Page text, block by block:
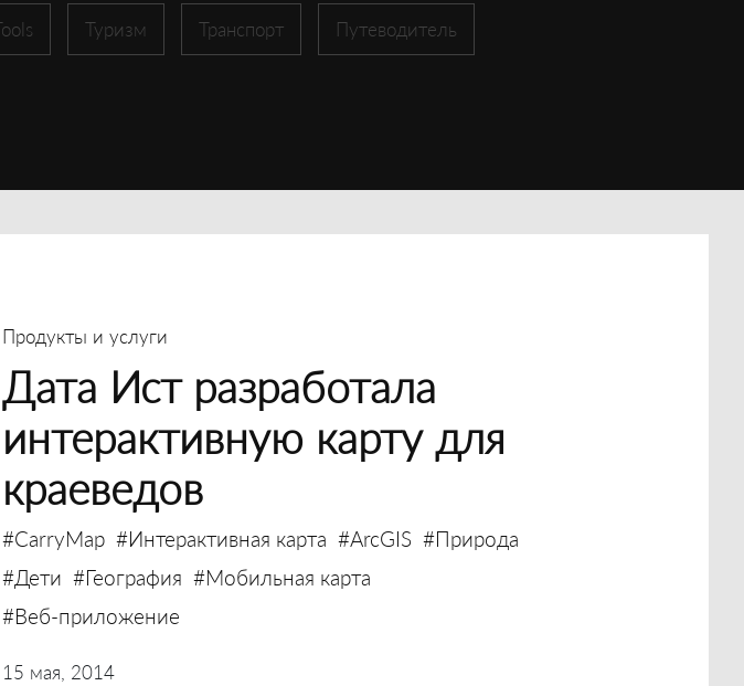
Туризм Транспорт Путеводитель
Продукты и услуги
Дата Ист разработала
интерактивную карту для
краеведов
#CarryMap #Интерактивная карта #ArcGIS #Природа
#Дети #География #Мобильная карта
#Веб-приложение
15 мая, 2014